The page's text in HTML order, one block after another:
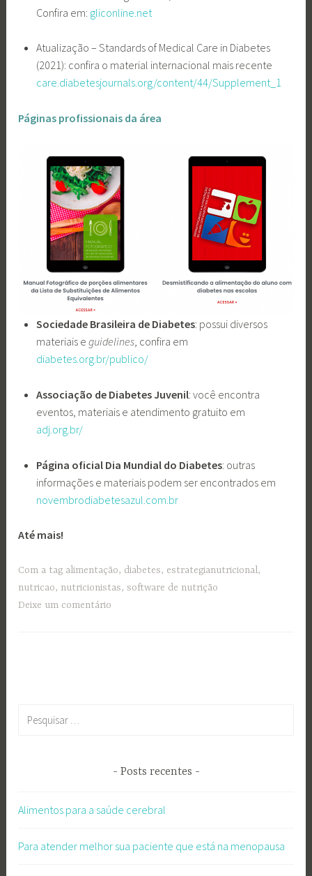
Confira em: gliconline.net
Atualização – Standards of Medical Care in Diabetes
(2021): confira o material internacional mais recente
care.diabetesjournals.org/content/44/Supplement_1
Páginas profissionais da área
Sociedade Brasileira de Diabetes: possui diversos
materiais e guidelines, confira em
diabetes.org.br/publico/
Associação de Diabetes Juvenil: você encontra
eventos, materiais e atendimento gratuito em
adj.org.br/
Página oficial Dia Mundial do Diabetes: outras
informações e materiais podem ser encontrados em
novembrodiabetesazul.com.br
Até mais!
Com a tag alimentação, diabetes, estrategianutricional,
nutricao, nutricionistas,software de nutrição
Deixe um comentário
Posts recentes
Alimentos para a saúde cerebral
Para atender melhor sua paciente que está na menopausa